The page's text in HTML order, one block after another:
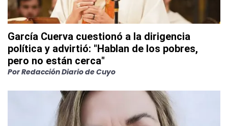
García Cuerva cuestionó a la dirigencia
política y advirtió: "Hablan de los pobres,
pero no están cerca"
PorRedacción Diario de Cuyo